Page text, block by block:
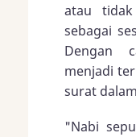
atau
sebagai
Dengan
menjadi
surat
"Nabi